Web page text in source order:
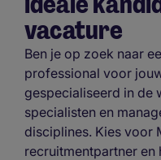
vacature
Ben je op zoek naar
professional voor
gespecialiseerd in de
specialisten en
disciplines. Kies voor
recruitmentpartner en